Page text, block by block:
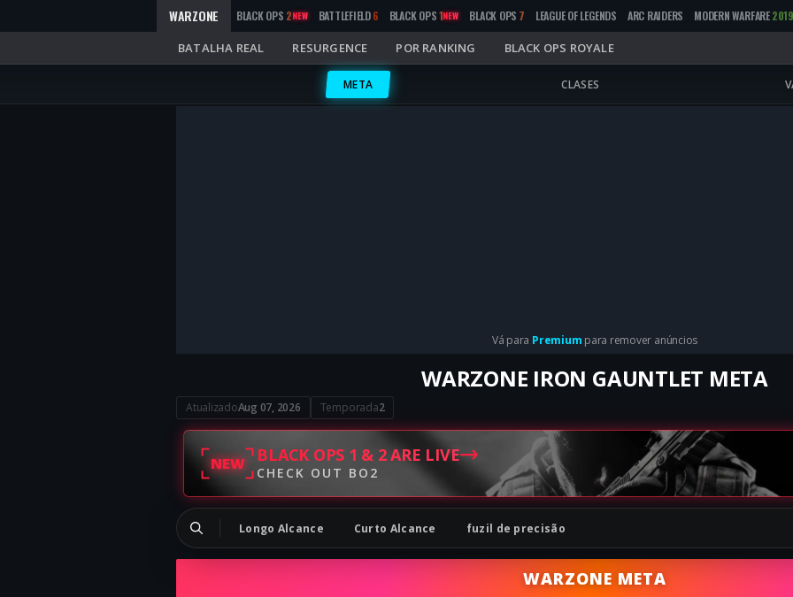
WARZONE BLACK OPS 2NEW BATTLEFIELD6 BLACK OPS1NEW BLACK OPS 7 LEAGUE OF LEGENDS ARC RAIDERS MODERN WARFARE2019
BATALHA REAL RESURGENCE POR RANKING BLACK OPS ROYALE
META CLASES
Vá para Premium para remover anúncios
WARZONE IRON GAUNTLET META
AtualizadoAug 07, 2026 Temporada2
NEW BLACK OPS 1 & 2 ARE LIVE
CHECK OUT BO2
Longo Alcance Curto Alcance fuzil de precisão
WARZONE META